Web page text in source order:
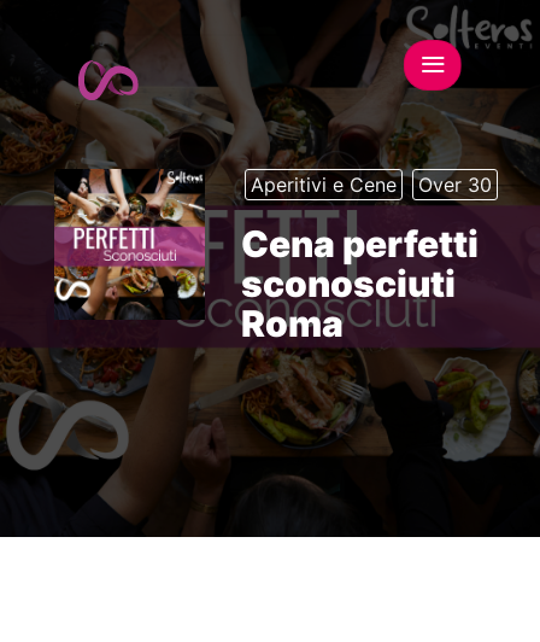
Aperitivi e Cene Over 30
Cena perfetti
sconosciuti
Roma